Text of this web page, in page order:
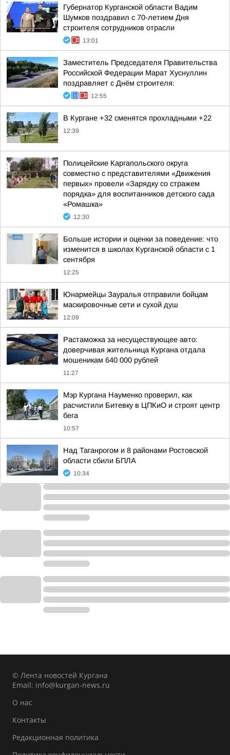
Губернатор Курганской области Вадим
Шумков поздравил с 70-летием Дня
строителя сотрудников отрасли
13:01
Заместитель Председателя Правительства
Российской Федерации Марат Хуснуллин
поздравляет с Днём строителя:
12:55
В Кургане +32 сменятся прохладными +22
12:39
Полицейские Каргапольского округа
совместно с представителями «Движения
первых» провели «Зарядку со стражем
порядка» для воспитанников детского сада
«Ромашка»
12:30
Больше истории и оценки за поведение: что
изменится в школах Курганской области с 1
сентября
12:25
Юнармейцы Зауралья отправили бойцам
маскировочные сети и сухой душ
12:09
Растаможка за несуществующее авто:
доверчивая жительница Кургана отдала
мошеникам 640 000 рублей
11:27
Мэр Кургана Науменко проверил, как
расчистили Битевку в ЦПКиО и строят центр
бега
10:57
Над Таганрогом и 8 районами Ростовской
области сбили БПЛА
10:34
© Лента новостей Кургана
Email: info@kurgan-news.ru
О нас
Контакты
Редакционная политика